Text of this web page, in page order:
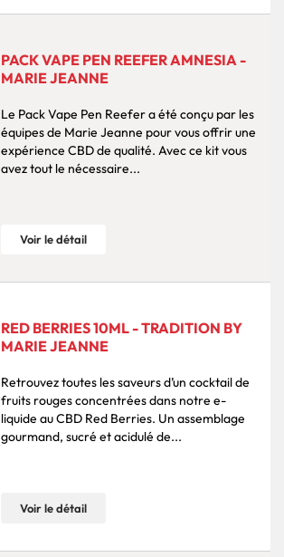
PACK VAPE PEN REEFER AMNESIA -
MARIE JEANNE
Le Pack Vape Pen Reefer a été conçu par les
équipes de Marie Jeanne pour vous offrir une
expérience CBD de qualité. Avec ce kit vous
avez tout le nécessaire...
Voir le détail
RED BERRIES 10ML - TRADITION BY
MARIE JEANNE
Retrouvez toutes les saveurs d’un cocktail de
fruits rouges concentrées dans notre e-
liquide au CBD Red Berries. Un assemblage
gourmand, sucré et acidulé de...
Voir le détail